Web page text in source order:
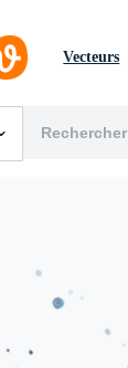
Vecteurs